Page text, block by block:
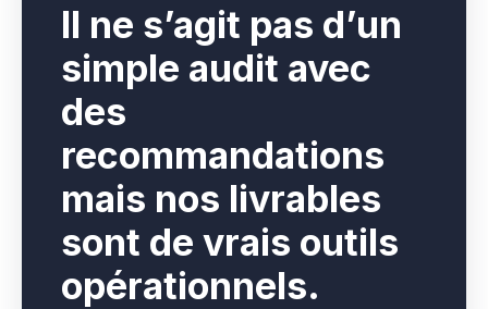
Il ne s’agit pas d’un
simple audit avec
des
recommandations
mais nos livrables
sont de vrais outils
opérationnels.